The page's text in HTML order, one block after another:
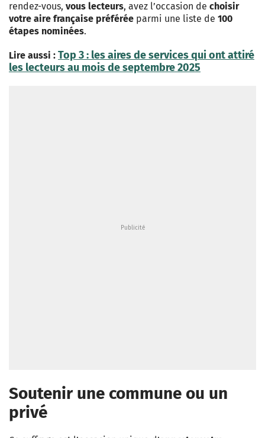
rendez-vous, vous lecteurs, avez l’occasion de choisir
votre aire française préférée parmi une liste de 100
étapes nominées.
Lire aussi : Top 3 : les aires de services qui ont attiré
les lecteurs au mois de septembre 2025
Soutenir une commune ou un
privé